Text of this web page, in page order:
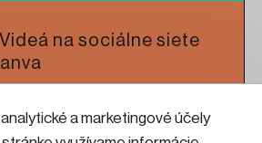
a marketingové účely
na sociálne siete